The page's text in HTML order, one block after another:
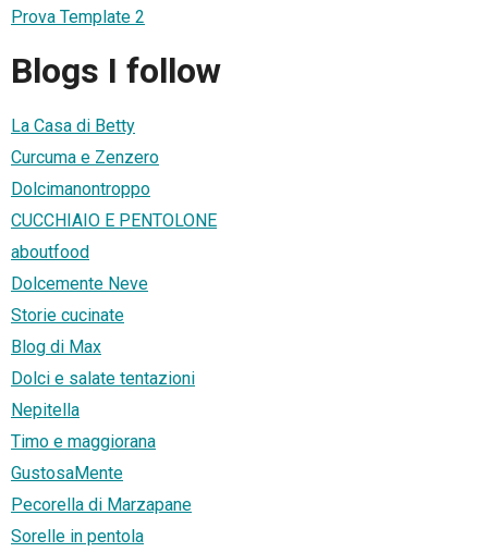
Prova Template 2
Blogs I follow
La Casa di Betty
Curcuma e Zenzero
Dolcimanontroppo
CUCCHIAIO E PENTOLONE
aboutfood
Dolcemente Neve
Storie cucinate
Blog di Max
Dolci e salate tentazioni
Nepitella
Timo e maggiorana
GustosaMente
Pecorella di Marzapane
Sorelle in pentola